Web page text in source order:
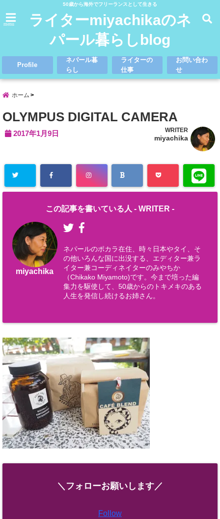
50歳から海外でフリーランスとして生きる
menu
ライターmiyachikaのネ
パール暮らしblog
Profile
ネパール暮
らし
ライターの
仕事
お問い合わ
せ
ホーム
OLYMPUS DIGITAL CAMERA
2017年1月9日 WRITER
miyachika
この記事を書いている人 - WRITER -
miyachika
ネパールのポカラ在住、時々日本やタイ、そ
の他いろんな国に出没する、エディター兼ラ
イター兼コーディネイターのみやちか
（Chikako Miyamoto)です。今まで培った編
集力を駆使して、50歳からのトキメキのある
人生を発信し続けるお姉さん。
＼フォローお願いします／
Follow